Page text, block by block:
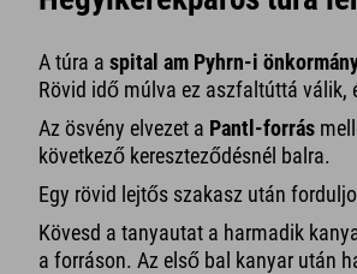
A túra a spital am Pyhrn-i
Rövid idő múlva ez aszfaltúttá válik,
Az ösvény elvezet a Pantl-forrás
következő kereszteződésnél balra.
Egy rövid lejtős szakasz után
Kövesd a tanyautat a harmadik
a forráson. Az első bal kanyar után